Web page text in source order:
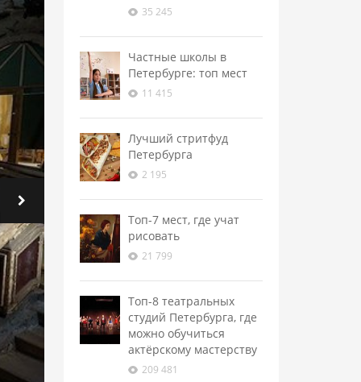
35 245
Частные школы в
Петербурге: топ мест
11 415
Лучший стритфуд
Петербурга
2 195
Топ-7 мест, где учат
рисовать
21 799
Топ-8 театральных
студий Петербурга, где
можно обучиться
актёрскому мастерству
209 481